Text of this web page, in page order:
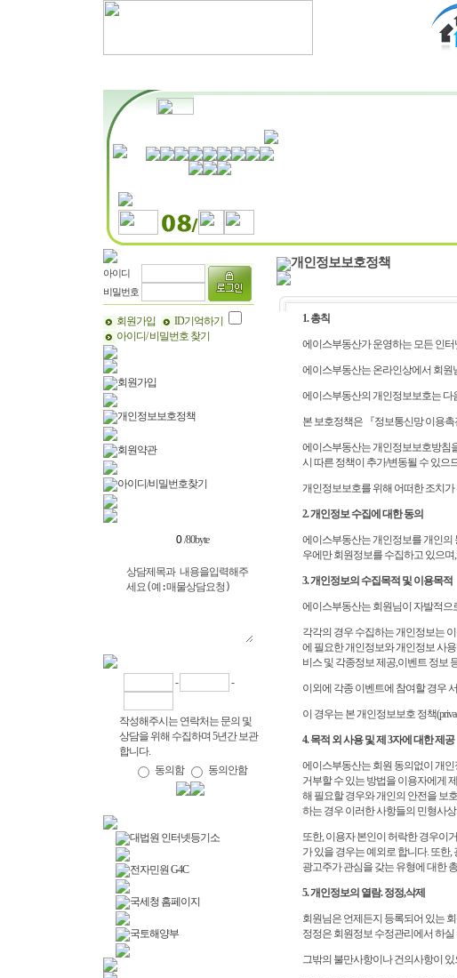
아이디
비밀번호
회원가입
ID기억하기
아이디/ 비밀번호 찾기
회원가입
개인정보보호정책
회원약관
아이디/비밀번호찾기
/80byte
- -
작성해주시는 연락처는 문의 및
상담을 위해 수집하며 5년간 보관
합니다.
동의함
동의안함
대법원 인터넷등기소
전자민원 G4C
국세청 홈페이지
국토해양부
개인정보보호정책
1. 총칙
에이스부동산가 운영하는 모든 인
에이스부동산는 온라인상에서 회원
에이스부동산의 개인정보보호는 다
본 보호정책은 『정보통신망 이용
에이스부동산는 개인정보보호방침
시 따른 정책이 추가/변동될 수 있으
개인정보보호를 위해 어떠한 조치
2. 개인정보 수집에 대한 동의
에이스부동산는 개인정보를 개인의
우에만 회원정보를 수집하고 있으
3. 개인정보의 수집목적 및 이용목적
에이스부동산는 회원님이 자발적으
각각의 경우 수집하는 개인정보는
에 필요한 개인정보와 개인정보 사
비스 및 각종정보 제공,이벤트 정보
이외에 각종 이벤트에 참여할 경우
이 경우는 본 개인정보보호 정책
4. 목적 외 사용 및 제 3자에 대한 제공
에이스부동산는 회원 동의없이 개
거부할 수 있는 방법을 이용자에게
해 필요할 경우와 개인의 안전을 보
하는 경우 이러한 사항들의 민형사
또한, 이용자 본인이 허락한 경우이
가 있을 경우는 예외로 합니다. 또한
광고주가 관심을 갖는 유형에 대한
5. 개인정보의 열람. 정정,삭제
회원님은 언제든지 등록되어 있는
정정은 회원정보 수정관리에서 하
그밖의 불만사항이나 건의사항이